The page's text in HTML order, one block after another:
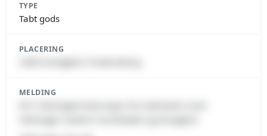
TYPE
Tabt gods
PLACERING
MELDING